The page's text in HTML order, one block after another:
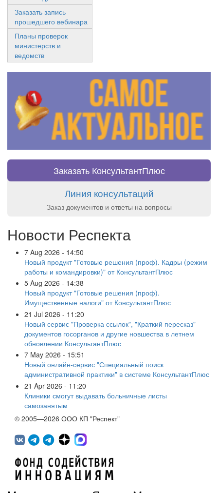
Заказать запись
прошедшего вебинара
Планы проверок
министерств и
ведомств
Заказать КонсультантПлюс
Линия консультаций
Заказ документов и ответы на вопросы
Новости Респекта
7 Aug 2026 - 14:50
Новый продукт "Готовые решения (проф). Кадры (режим
работы и командировки)" от КонсультантПлюс
5 Aug 2026 - 14:38
Новый продукт "Готовые решения (проф).
Имущественные налоги" от КонсультантПлюс
21 Jul 2026 - 11:20
Новый сервис "Проверка ссылок", "Краткий пересказ"
документов госорганов и другие новшества в летнем
обновлении КонсультантПлюс
7 May 2026 - 15:51
Новый онлайн-сервис "Специальный поиск
административной практики" в системе КонсультантПлюс
21 Apr 2026 - 11:20
Клиники смогут выдавать больничные листы
самозанятым
© 2005—2026 ООО КП "Респект"